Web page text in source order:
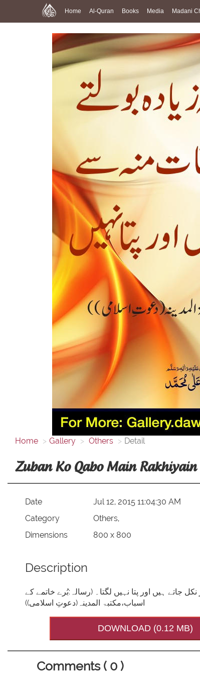
Home Al-Quran Books Media Madani
Home Gallery Others Detail
Zuban Ko Qabo Main Rakhiyain
Date
Jul 12, 2015 11:04:30 AM
Category
Others,
Dimensions
800 x 800
Description
جاتے ہیں اور پتا نہیں لگتا۔ (رسالہ:بُرے خاتمے کے
اسباب،مکتبۃ المدینہ(دعوتِ اسلامی))
DOWNLOAD (0.12 MB)
Comments ( 0 )